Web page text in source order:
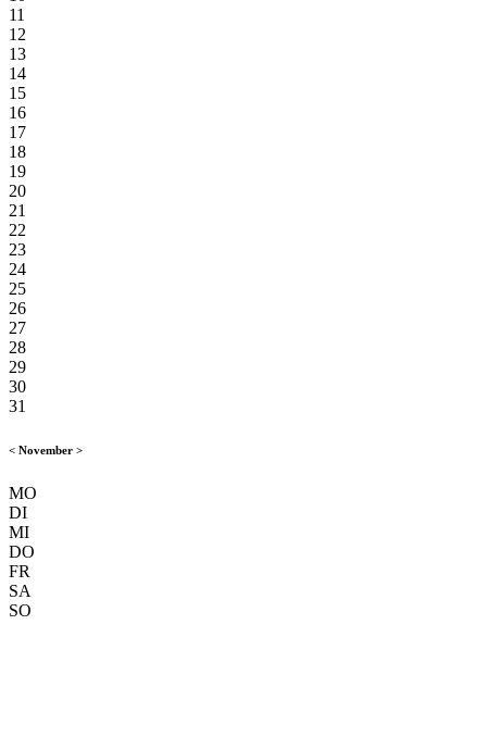
11
12
13
14
15
16
17
18
19
20
21
22
23
24
25
26
27
28
29
30
31
< November >
MO
DI
MI
DO
FR
SA
SO